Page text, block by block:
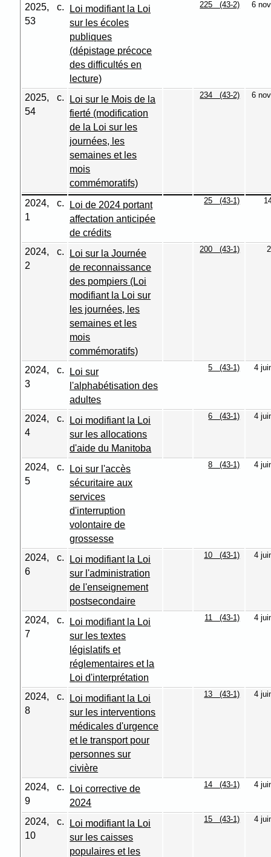
2025, c.
53
Loi modifiant la Loi
sur les écoles
publiques
(dépistage précoce
des difficultés en
lecture)
225 (43-2) 6
2025, c.
54
Loi sur le Mois de la
fierté (modification
de la Loi sur les
journées, les
semaines et les
mois
commémoratifs)
234 (43-2) 6
2024, c.
1
Loi de 2024 portant
affectation anticipée
de crédits
25 (43-1)
2024, c.
2
Loi sur la Journée
de reconnaissance
des pompiers (Loi
modifiant la Loi sur
les journées, les
semaines et les
mois
commémoratifs)
200 (43-1)
2024, c.
3
Loi sur
l'alphabétisation des
adultes
5 (43-1) 4
2024, c.
4
Loi modifiant la Loi
sur les allocations
d'aide du Manitoba
6 (43-1) 4
2024, c.
5
Loi sur l'accès
sécuritaire aux
services
d'interruption
volontaire de
grossesse
8 (43-1) 4
2024, c.
6
Loi modifiant la Loi
sur l'administration
de l'enseignement
postsecondaire
10 (43-1) 4
2024, c.
7
Loi modifiant la Loi
sur les textes
législatifs et
réglementaires et la
Loi d'interprétation
11 (43-1) 4
2024, c.
8
Loi modifiant la Loi
sur les interventions
médicales d'urgence
et le transport pour
personnes sur
civière
13 (43-1) 4
2024, c.
9
Loi corrective de
2024
14 (43-1) 4
2024, c.
10
Loi modifiant la Loi
sur les caisses
populaires et les
15 (43-1) 4